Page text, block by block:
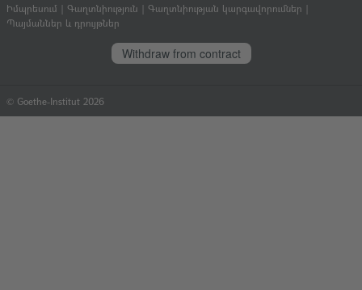
Իմպրեսում | Գաղտնիություն | Գաղտնիության կարգավորումներ |
Պայմաններ և դրույթներ
Withdraw from contract
© Goethe-Institut 2026